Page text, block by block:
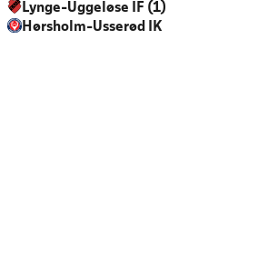
Lynge-Uggeløse IF (1)
Hørsholm-Usserød IK